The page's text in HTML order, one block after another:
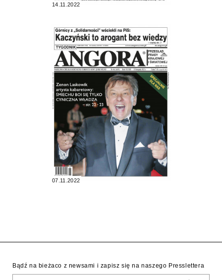
14.11.2022
07.11.2022
Bądź na bieżaco z newsami i zapisz się na naszego Presslettera